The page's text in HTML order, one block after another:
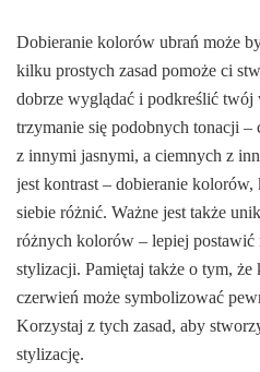
Dobieranie kolorów ubrań może
kilku prostych zasad pomoże ci
dobrze wyglądać i podkreślić twój
trzymanie się podobnych tonacji –
z innymi jasnymi, a ciemnych z
jest kontrast – dobieranie kolorów,
siebie różnić. Ważne jest także
różnych kolorów – lepiej
stylizacji. Pamiętaj także o tym, że
czerwień może symbolizować
Korzystaj z tych zasad, aby
stylizację.